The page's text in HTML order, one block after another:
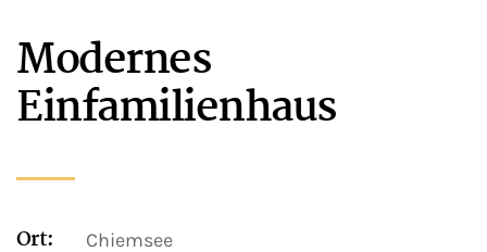
Modernes
Einfamilienhaus
Ort: Chiemsee